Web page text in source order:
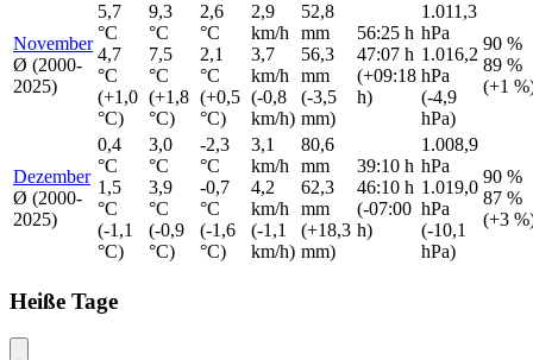
November
Ø (2000-
2025)
5,7
°C
4,7
°C
(+1,0
°C)
9,3
°C
7,5
°C
(+1,8
°C)
2,6
°C
2,1
°C
(+0,5
°C)
2,9
km/h
3,7
km/h
(-0,8
km/h)
52,8
mm
56,3
mm
(-3,5
mm)
56:25 h
47:07 h
(+09:18
h)
1.011,3
hPa
1.016,2
hPa
(-4,9
hPa)
90 %
89 %
(+1
Dezember
Ø (2000-
2025)
0,4
°C
1,5
°C
(-1,1
°C)
3,0
°C
3,9
°C
(-0,9
°C)
-2,3
°C
-0,7
°C
(-1,6
°C)
3,1
km/h
4,2
km/h
(-1,1
km/h)
80,6
mm
62,3
mm
(+18,3
mm)
39:10 h
46:10 h
(-07:00
h)
1.008,9
hPa
1.019,0
hPa
(-10,1
hPa)
90 %
87 %
(+3
Heiße Tage